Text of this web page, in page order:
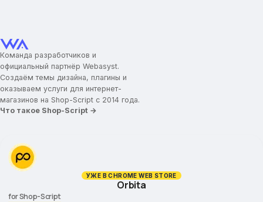
Команда разработчиков и
официальный партнёр Webasyst.
Создаём темы дизайна, плагины и
оказываем услуги для интернет-
магазинов на Shop-Script с 2014 года.
Что такое Shop-Script →
УЖЕ В CHROME WEB STORE
Orbita
for Shop-Script